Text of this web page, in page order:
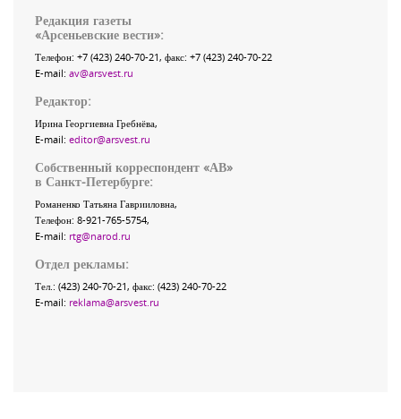
Редакция газеты
«Арсеньевские вести»:
Телефон: +7 (423) 240-70-21, факс: +7 (423) 240-70-22
E-mail: av@arsvest.ru
Редактор:
Ирина Георгиевна Гребнёва,
E-mail: editor@arsvest.ru
Собственный корреспондент «АВ»
в Санкт-Петербурге:
Романенко Татьяна Гаврииловна,
Телефон: 8-921-765-5754,
E-mail: rtg@narod.ru
Отдел рекламы:
Тел.: (423) 240-70-21, факс: (423) 240-70-22
E-mail: reklama@arsvest.ru